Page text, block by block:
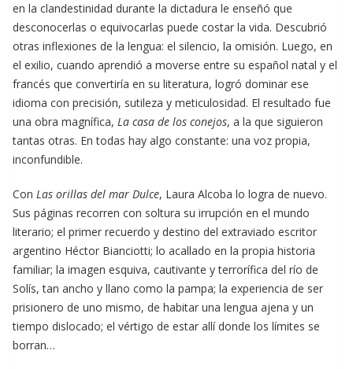
en la clandestinidad durante la dictadura le enseñó que
desconocerlas o equivocarlas puede costar la vida. Descubrió
otras inflexiones de la lengua: el silencio, la omisión. Luego, en
el exilio, cuando aprendió a moverse entre su español natal y el
francés que convertiría en su literatura, logró dominar ese
idioma con precisión, sutileza y meticulosidad. El resultado fue
una obra magnífica, La casa de los conejos, a la que siguieron
tantas otras. En todas hay algo constante: una voz propia,
inconfundible.
Con Las orillas del mar Dulce, Laura Alcoba lo logra de nuevo.
Sus páginas recorren con soltura su irrupción en el mundo
literario; el primer recuerdo y destino del extraviado escritor
argentino Héctor Bianciotti; lo acallado en la propia historia
familiar; la imagen esquiva, cautivante y terrorífica del río de
Solís, tan ancho y llano como la pampa; la experiencia de ser
prisionero de uno mismo, de habitar una lengua ajena y un
tiempo dislocado; el vértigo de estar allí donde los límites se
borran…